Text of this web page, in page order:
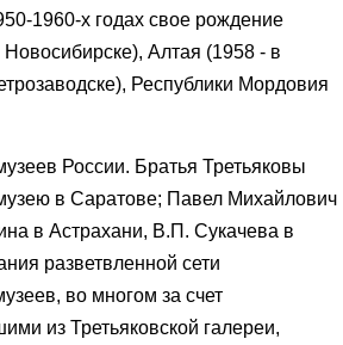
1960-х годах свое рождение
Алтая (1958 - в
Республики Мордовия
России. Братья Третьяковы
в Саратове; Павел Михайлович
в Астрахани, В.П. Сукачева в
разветвленной сети
во многом за счет
из Третьяковской галереи,